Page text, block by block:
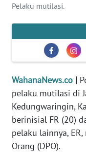
Pelaku mutilasi.
WahanaNews.co |
pelaku mutilasi di
Kedungwaringin,
berinisial FR (20)
pelaku lainnya,
Orang (DPO).
SERBA-SERBI
OLAHRAGA
OPINI
EDITORIAL
Informasi